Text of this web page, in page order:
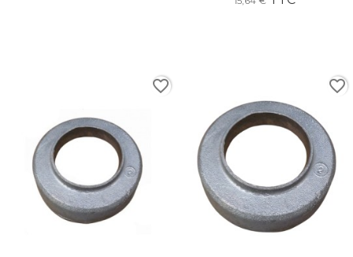
favorite_border favorite_border